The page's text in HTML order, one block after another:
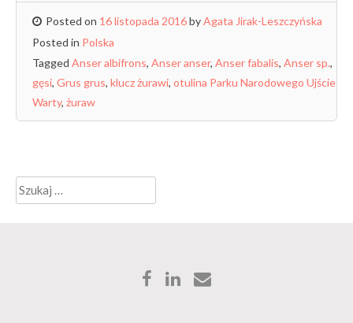
Posted on 16 listopada 2016byAgata Jirak-Leszczyńska
Posted in Polska
Tagged Anser albifrons, Anser anser, Anser fabalis, Anser sp.,
gęsi, Grus grus, klucz żurawi, otulina Parku Narodowego Ujście
Warty, żuraw
Szukaj: